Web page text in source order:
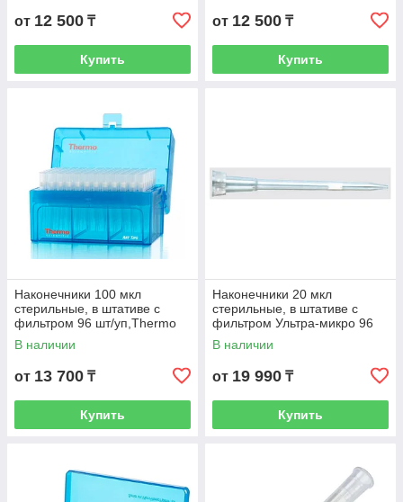
от 12 500 ₸
Купить
от 12 500 ₸
Купить
Наконечники 100 мкл
стерильные, в штативе с
фильтром 96 шт/уп,Thermo
Scientific (Кат. № 2065-HR)
В наличии
от 13 700 ₸
Купить
Наконечники 20 мкл
стерильные, в штативе с
фильтром Ультра-микро 96
шт/уп,Thermo Scientific (Кат.
№2149E-05-HR)
В наличии
от 19 990 ₸
Купить